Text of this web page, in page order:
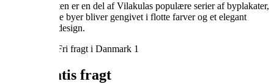
Koldingplakaten er en del af Vilakulas populære serier af byplakater,
hvor de danske byer bliver gengivet i flotte farver og et elegant
skandinavisk design.
Altid gratis fragt